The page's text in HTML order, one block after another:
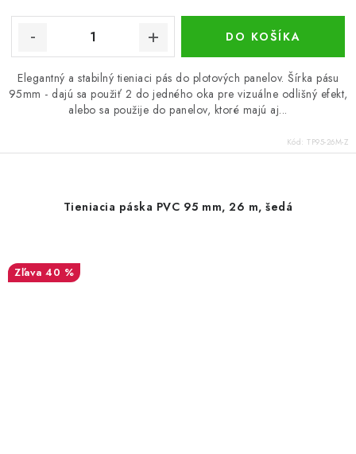
DO KOŠÍKA
Elegantný a stabilný tieniaci pás do plotových panelov. Šírka pásu
95mm - dajú sa použiť 2 do jedného oka pre vizuálne odlišný efekt,
alebo sa použije do panelov, ktoré majú aj...
Kód: TP95-26M-Z
Tieniacia páska PVC 95 mm, 26 m, šedá
40 %